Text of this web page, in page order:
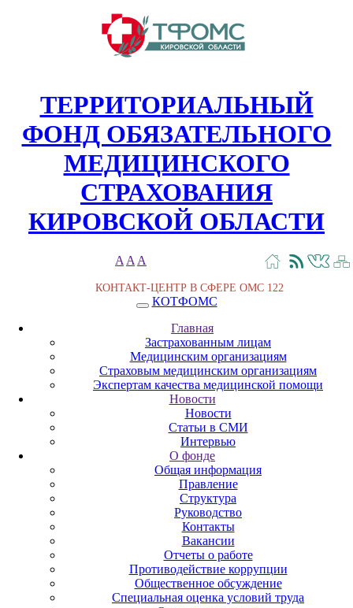
ТЕРРИТОРИАЛЬНЫЙ
ФОНД ОБЯЗАТЕЛЬНОГО
МЕДИЦИНСКОГО
СТРАХОВАНИЯ
КИРОВСКОЙ ОБЛАСТИ
A A A
КОНТАКТ-ЦЕНТР В СФЕРЕ ОМС 122
КОТФОМС
Главная
Застрахованным лицам
Медицинским организациям
Страховым медицинским организациям
Экспертам качества медицинской помощи
Новости
Новости
Статьи в СМИ
Интервью
О фонде
Общая информация
Правление
Структура
Руководство
Контакты
Вакансии
Отчеты о работе
Противодействие коррупции
Общественное обсуждение
Специальная оценка условий труда